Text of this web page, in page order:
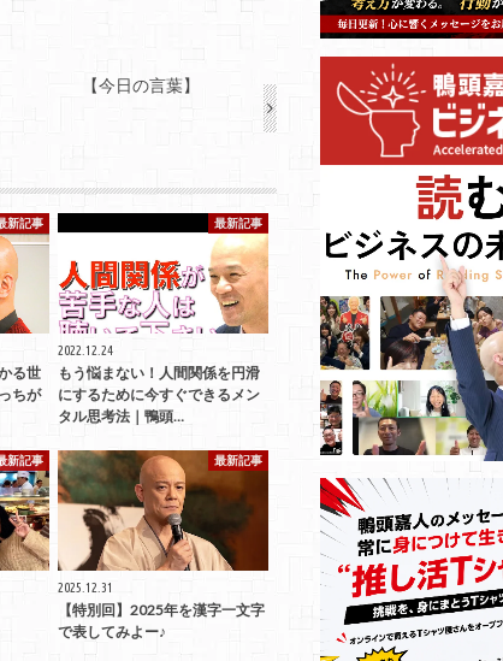
【今日の言葉】
新記事
る世
ちが
最新記事
2022.12.24
もう悩まない！人間関係を円滑
にするために今すぐできるメン
タル思考法｜鴨頭…
新記事 最新記事
2025.12.31
【特別回】2025年を漢字一文字
で表してみよー♪